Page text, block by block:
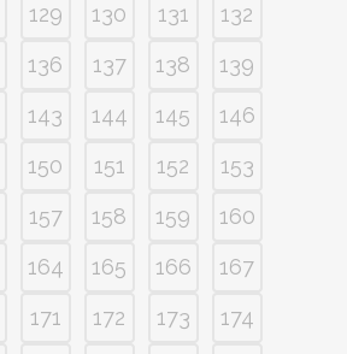
129 130 131
132
136 137 138
139
143 144 145
146
150 151 152
153
157 158 159
160
164 165 166
167
171 172 173
174